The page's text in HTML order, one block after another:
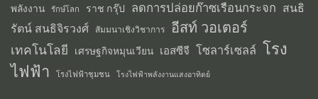
พลังงาน
รักษ์โลก ราช กรุ๊ป ลดการปล่อยก๊าซเรือนกระจก สนธิ
รัตน์ สนธิจิรวงศ์
สัมมนาเชิงวิชาการ อีสท์ วอเตอร์
เทคโนโลยี เศรษฐกิจหมุนเวียน เอสซีจี โซลาร์เซลล์ โรง
ไฟฟ้า
โรงไฟฟ้าชุมชน โรงไฟฟ้าพลังงานแสงอาทิตย์